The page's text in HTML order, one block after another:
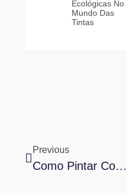
Ecológicas No
Mundo Das
Tintas
Previous
Como Pintar Como Um Profissional: Guia Completo De Técnicas, Materiais E Erros A Evitar